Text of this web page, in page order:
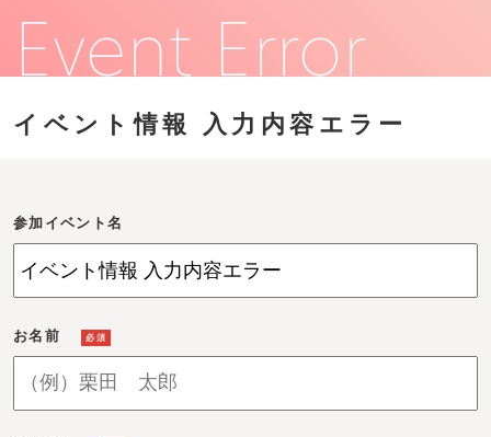
Event Error
イベント情報 入力内容エラー
参加イベント名
お名前 必須